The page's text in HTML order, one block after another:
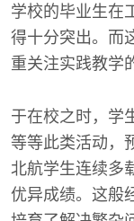
学校的毕业生在
得十分突出。而
重关注实践教学
于在校之时，学
等等此类活动，
北航学生连续多
优异成绩。这般